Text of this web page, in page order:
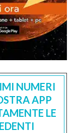
NUMERI
APP
LE